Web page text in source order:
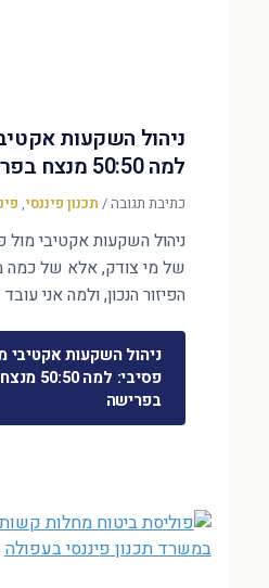
ניהול השקעות
למה 50:50 מנצח בפרישה
כתיבת תגובה/ תכנון פיננסי,
ניהול השקעות אקטיבי מול
של מי צודק, אלא של כמה
הפיזור הנכון, ולמה אני עובד
ניהול השקעות אקטיבי
פסיבי: למה 50:50 מנצח
בפרישה